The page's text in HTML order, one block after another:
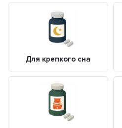
Для крепкого сна